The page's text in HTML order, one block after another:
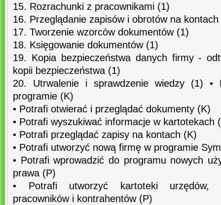
15. Rozrachunki z pracownikami (1)
16. Przeglądanie zapisów i obrotów na
17. Tworzenie wzorców dokumentów (1)
18. Księgowanie dokumentów (1)
19. Kopia bezpieczeństwa danych firmy -
kopii bezpieczeństwa (1)
20. Utrwalenie i sprawdzenie wiedzy (1) •
programie (K)
• Potrafi otwierać i przeglądać dokumenty (K)
• Potrafi wyszukiwać informacje w kartotekach
• Potrafi przeglądać zapisy na kontach (K)
• Potrafi utworzyć nową firmę w programie
• Potrafi wprowadzić do programu nowych
prawa (P)
• Potrafi utworzyć kartoteki urzędów,
pracowników i kontrahentów (P)